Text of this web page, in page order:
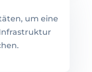
um eine